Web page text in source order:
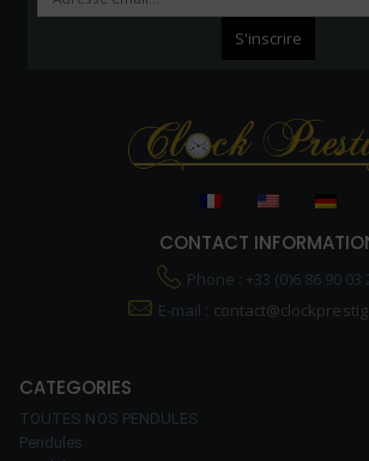
CONTACT
Phone : +33 (0)6 86 90 03
E-mail :
CATEGORIES
TOUTES NOS PENDULES
Pendules